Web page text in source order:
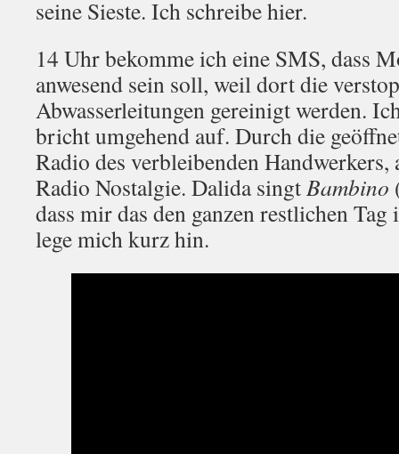
seine Sieste. Ich schreibe hier.
14 Uhr bekomme ich eine SMS, dass
anwesend sein soll, weil dort die
Abwasserleitungen gereinigt werden.
bricht umgehend auf. Durch die
Radio des verbleibenden
Radio Nostalgie. Dalida singtBambino
dass mir das den ganzen restlichen
lege mich kurz hin.